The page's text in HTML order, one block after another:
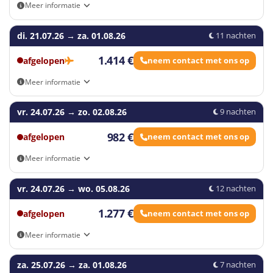
Meer informatie
Aankomst- en vertrekmogelijkheden: Eigen vervoer, Brussels
Airport - Zaventem (BRU), Voorkeursluchthaven Brussels South
Charleroi Airport (CRL), Voorkeursluchthaven Eindhoven Airport
(EIN)
di. 21.07.26 → za. 01.08.26 11 nachten
afgelopen 1.414 € neem contact met ons op
Meer informatie
Aankomst- en vertrekmogelijkheden: Eigen vervoer, Brussels
Airport - Zaventem (BRU), Voorkeursluchthaven Brussels South
Charleroi Airport (CRL), Voorkeursluchthaven Eindhoven Airport
(EIN)
vr. 24.07.26 → zo. 02.08.26 9 nachten
afgelopen 982 € neem contact met ons op
Meer informatie
Aankomst- en vertrekmogelijkheden: Eigen vervoer, Aalst,
Antwerpen, Geel, Gent, Hasselt, Kortrijk, Leuven, Loppem, Sint-
Niklaas
vr. 24.07.26 → wo. 05.08.26 12 nachten
afgelopen 1.277 € neem contact met ons op
Meer informatie
Aankomst- en vertrekmogelijkheden: Eigen vervoer, Aalst,
Antwerpen, Geel, Gent, Hasselt, Kortrijk, Leuven, Loppem, Sint-
za. 25.07.26 → za. 01.08.26 7 nachten